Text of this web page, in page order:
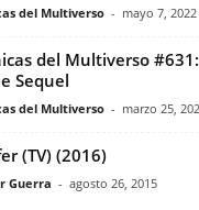
del Multiverso - mayo 7, 2022
del Multiverso
Sequel
del Multiverso - marzo 25,
(TV) (2016)
Guerra - agosto 26, 2015